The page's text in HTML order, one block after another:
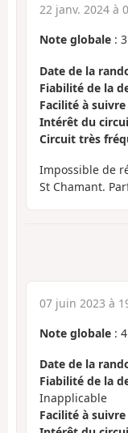
22 janv. 2024 à
Note globale :
Date de la
Fiabilité de la
Facilité à
Intérêt du
Circuit très
Impossible de
St Chamant.
07 juin 2023 à
Note globale :
Date de la
Fiabilité de la
Inapplicable
Facilité à